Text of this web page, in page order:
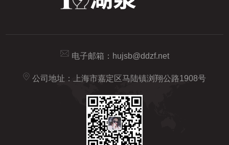
电子邮箱： hujsb@ddzf.net
公司地址：上海市嘉定区马陆镇浏翔公路1908号